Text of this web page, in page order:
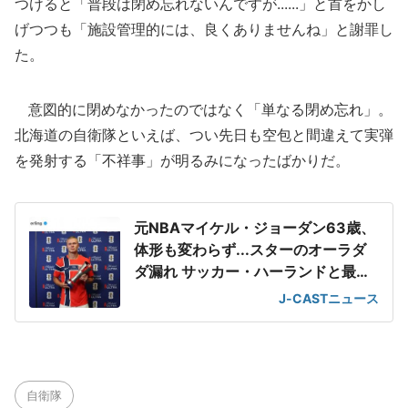
つけると「普段は閉め忘れないんですが......」と首をかし
げつつも「施設管理的には、良くありませんね」と謝罪し
た。
意図的に閉めなかったのではなく「単なる閉め忘れ」。
北海道の自衛隊といえば、つい先日も空包と間違えて実弾
を発射する「不祥事」が明るみになったばかりだ。
元NBAマイケル・ジョーダン63歳、
体形も変わらず...スターのオーラダ
ダ漏れ サッカー・ハーランドと最強
J-CASTニュース
自衛隊